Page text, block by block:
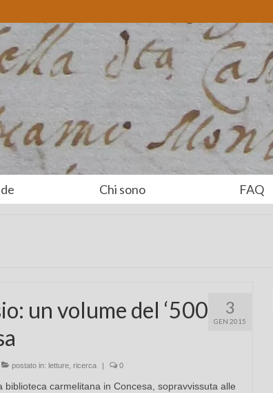
Chi sono FAQ
3
GEN 2015
un volume del ‘500
postato in: letture, ricerca | 0
biblioteca carmelitana in Concesa, sopravvissuta alle